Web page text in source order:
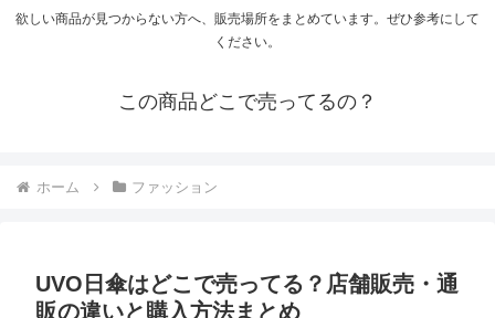
欲しい商品が見つからない方へ、販売場所をまとめています。ぜひ参考にして
ください。
この商品どこで売ってるの？
ホーム ファッション
UVO日傘はどこで売ってる？店舗販売・通
販の違いと購入方法まとめ